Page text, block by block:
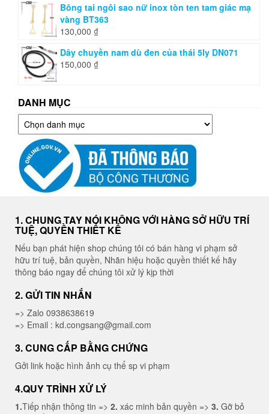
Bông tai ngôi sao nữ inox tòn ten tam giác mạ
vàng BT363
130,000 ₫
Dây chuyền nam dù đen của thái 5ly DN071
150,000 ₫
DANH MỤC
Danh
mục
1. CHUNG TAY NÓI KHÔNG VỚI HÀNG SỞ HỮU TRÍ
TUỆ, QUYỀN THIẾT KẾ
Nếu bạn phát hiện shop chúng tôi có bán hàng vi phạm sở
hữu trí tuệ, bản quyền, Nhãn hiệu hoặc quyền thiết kế hãy
thông báo ngay để chúng tôi xử lý kịp thời
2. GỬI TIN NHẮN
=> Zalo 0938638619
=> Email : kd.congsang@gmail.com
3. CUNG CẤP BẰNG CHỨNG
Gởi link hoặc hình ảnh cụ thể sp vi phạm
4.QUY TRÌNH XỬ LÝ
1.Tiếp nhận thông tin => 2. xác minh bản quyền => 3. Gỡ bỏ